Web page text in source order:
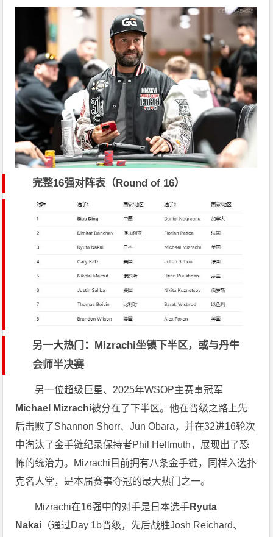
完整16强对阵表（Round of 16）
另一大热门：Mizrachi坐镇下半区，或与丹牛
会师半决赛
另一位超级巨星、2025年WSOP主赛事冠军
Michael Mizrachi被分在了下半区。他在晋级之路上先
后击败了Shannon Shorr、Jun Obara，并在32进16轮次
中淘汰了金手链纪录保持者Phil Hellmuth，展现出了恐
怖的统治力。Mizrachi目前拥有八条金手链，同样入选扑
克名人堂，是本届赛事夺冠的最大热门之一。
Mizrachi在16强中的对手是日本选手Ryuta
Nakai （通过Day 1b晋级，先后战胜Josh Reichard、